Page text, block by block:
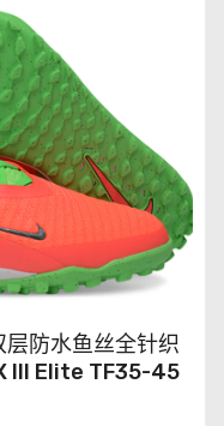
防水鱼丝全针织
III Elite TF35-45